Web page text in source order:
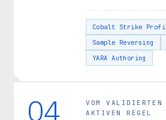
Cobalt Strike
Sample Reversing
YARA Authoring
04
VOM
AKTIVEN REGEL